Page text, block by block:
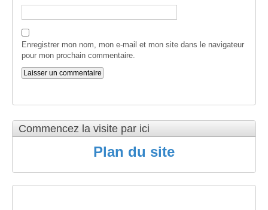
Enregistrer mon nom, mon e-mail et mon site dans le navigateur
pour mon prochain commentaire.
Commencez la visite par ici
Plan du site